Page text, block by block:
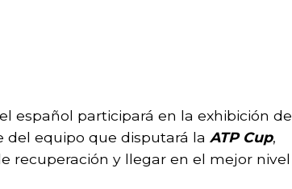
español participará en la exhibición de
del equipo que disputará la ATP Cup,
recuperación y llegar en el mejor nivel